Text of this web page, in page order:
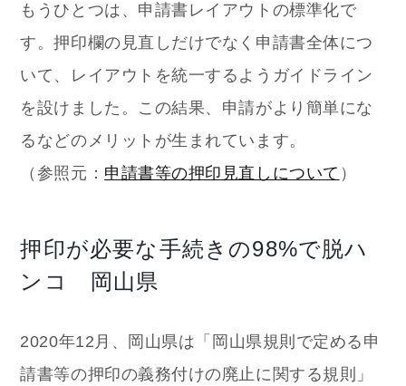
もうひとつは、申請書レイアウトの標準化で
す。押印欄の見直しだけでなく申請書全体につ
いて、レイアウトを統一するようガイドライン
を設けました。この結果、申請がより簡単にな
るなどのメリットが生まれています。
（参照元： 申請書等の押印見直しについて ）
押印が必要な手続きの98%で脱ハ
ンコ 岡山県
2020年12月、岡山県は「岡山県規則で定める申
請書等の押印の義務付けの廃止に関する規則」